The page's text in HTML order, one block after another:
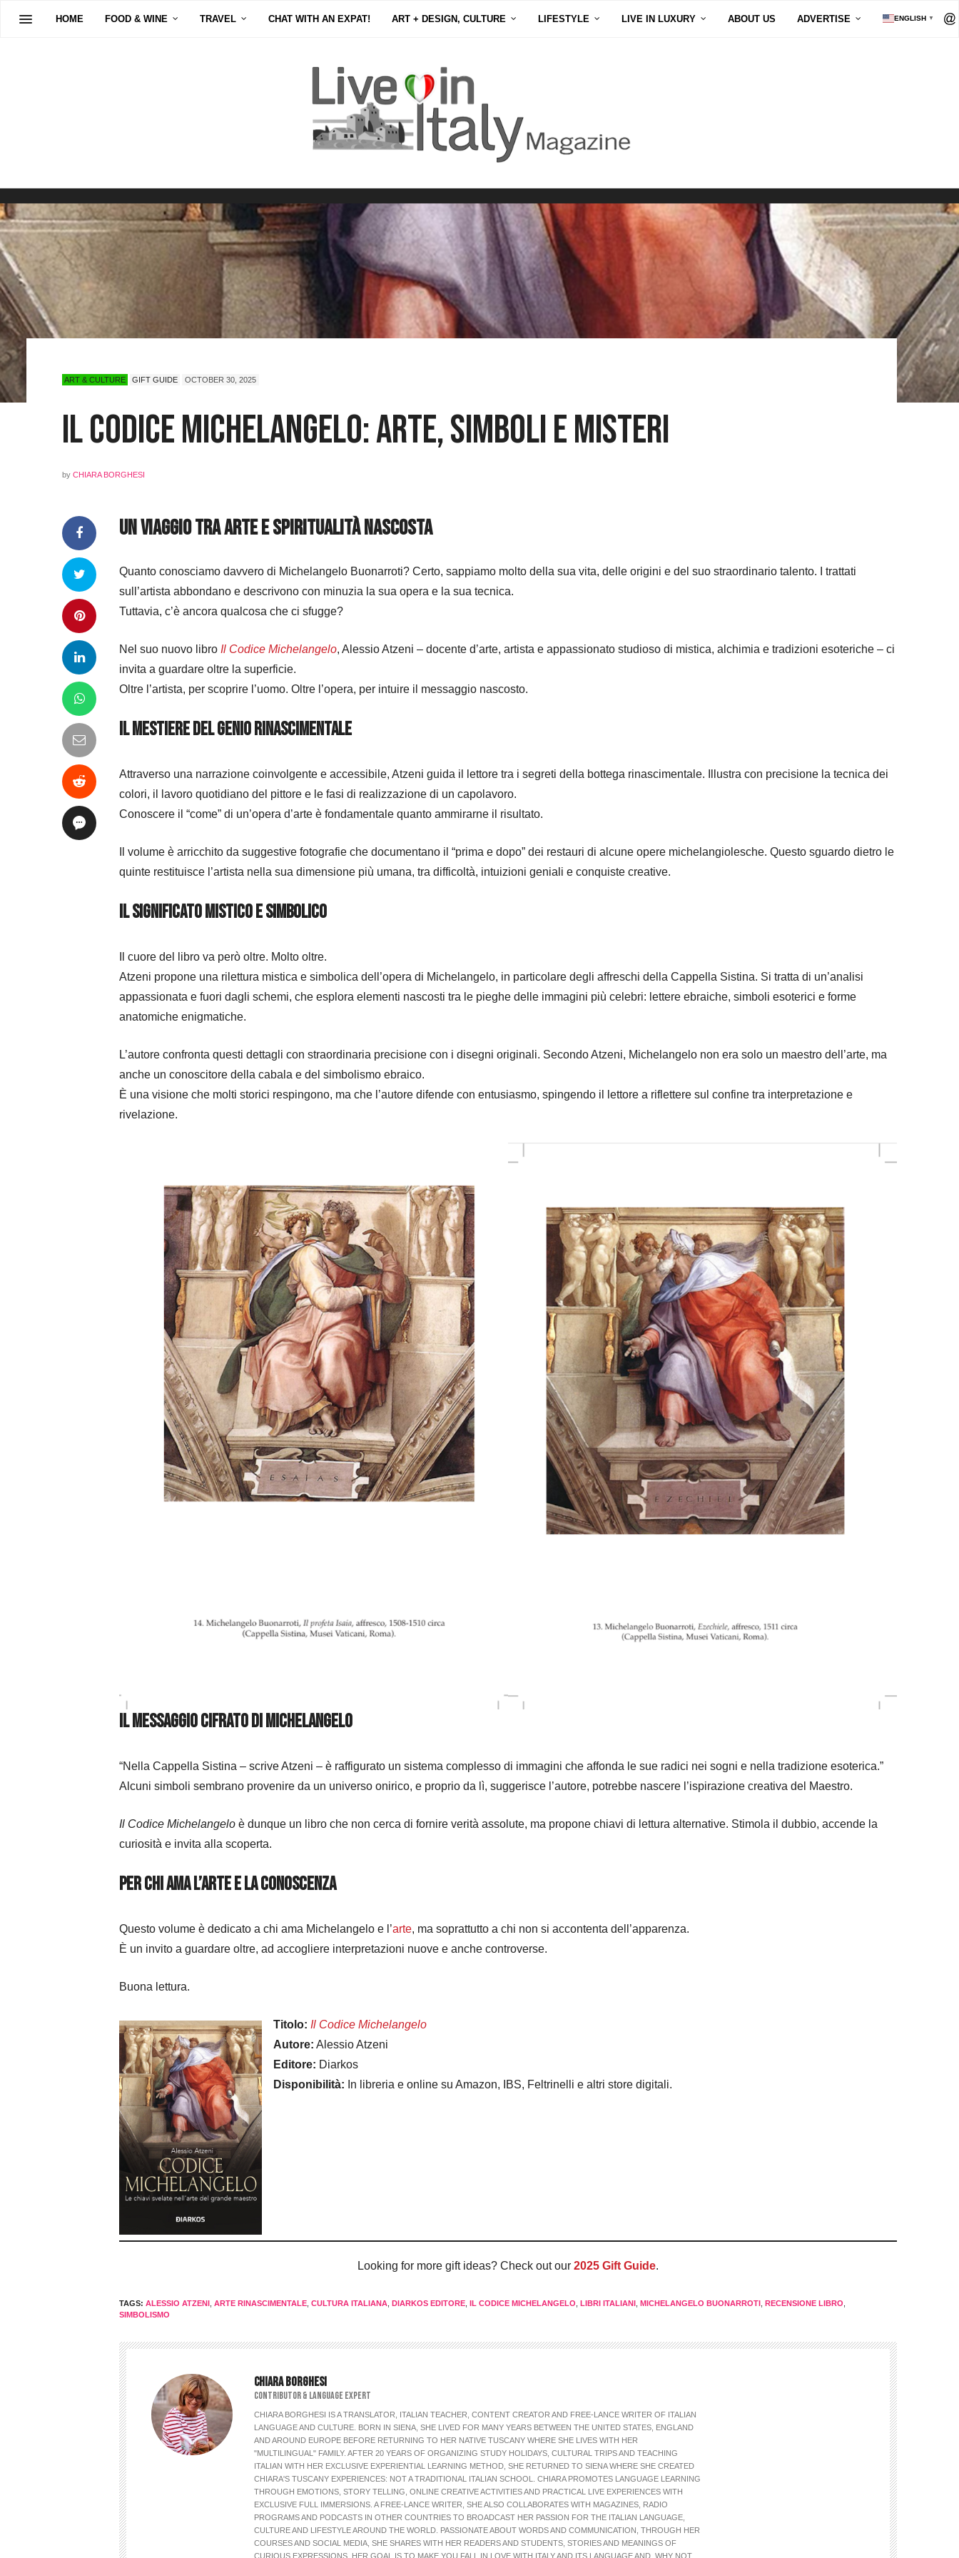
HOME FOOD & WINE TRAVEL CHAT WITH AN EXPAT! ART + DESIGN, CULTURE LIFESTYLE LIVE IN LUXURY ABOUT US ADVERTISE ENGLISH ▼
ART & CULTURE GIFT GUIDE OCTOBER 30, 2025
Il Codice Michelangelo: arte, simboli e misteri
by CHIARA BORGHESI
Un viaggio tra arte e spiritualità nascosta
Quanto conosciamo davvero di Michelangelo Buonarroti? Certo, sappiamo molto della sua vita, delle origini e del suo straordinario talento. I trattati
sull’artista abbondano e descrivono con minuzia la sua opera e la sua tecnica.
Tuttavia, c’è ancora qualcosa che ci sfugge?
Nel suo nuovo libro Il Codice Michelangelo, Alessio Atzeni – docente d’arte, artista e appassionato studioso di mistica, alchimia e tradizioni esoteriche – ci
invita a guardare oltre la superficie.
Oltre l’artista, per scoprire l’uomo. Oltre l’opera, per intuire il messaggio nascosto.
Il mestiere del genio rinascimentale
Attraverso una narrazione coinvolgente e accessibile, Atzeni guida il lettore tra i segreti della bottega rinascimentale. Illustra con precisione la tecnica dei
colori, il lavoro quotidiano del pittore e le fasi di realizzazione di un capolavoro.
Conoscere il “come” di un’opera d’arte è fondamentale quanto ammirarne il risultato.
Il volume è arricchito da suggestive fotografie che documentano il “prima e dopo” dei restauri di alcune opere michelangiolesche. Questo sguardo dietro le
quinte restituisce l’artista nella sua dimensione più umana, tra difficoltà, intuizioni geniali e conquiste creative.
Il significato mistico e simbolico
Il cuore del libro va però oltre. Molto oltre.
Atzeni propone una rilettura mistica e simbolica dell’opera di Michelangelo, in particolare degli affreschi della Cappella Sistina. Si tratta di un’analisi
appassionata e fuori dagli schemi, che esplora elementi nascosti tra le pieghe delle immagini più celebri: lettere ebraiche, simboli esoterici e forme
anatomiche enigmatiche.
L’autore confronta questi dettagli con straordinaria precisione con i disegni originali. Secondo Atzeni, Michelangelo non era solo un maestro dell’arte, ma
anche un conoscitore della cabala e del simbolismo ebraico.
È una visione che molti storici respingono, ma che l’autore difende con entusiasmo, spingendo il lettore a riflettere sul confine tra interpretazione e
rivelazione.
Il messaggio cifrato di Michelangelo
“Nella Cappella Sistina – scrive Atzeni – è raffigurato un sistema complesso di immagini che affonda le sue radici nei sogni e nella tradizione esoterica.”
Alcuni simboli sembrano provenire da un universo onirico, e proprio da lì, suggerisce l’autore, potrebbe nascere l’ispirazione creativa del Maestro.
Il Codice Michelangelo è dunque un libro che non cerca di fornire verità assolute, ma propone chiavi di lettura alternative. Stimola il dubbio, accende la
curiosità e invita alla scoperta.
Per chi ama l’arte e la conoscenza
Questo volume è dedicato a chi ama Michelangelo e l’arte, ma soprattutto a chi non si accontenta dell’apparenza.
È un invito a guardare oltre, ad accogliere interpretazioni nuove e anche controverse.
Buona lettura.
Titolo: Il Codice Michelangelo
Autore: Alessio Atzeni
Editore: Diarkos
Disponibilità: In libreria e online su Amazon, IBS, Feltrinelli e altri store digitali.
Looking for more gift ideas? Check out our 2025 Gift Guide.
TAGS: ALESSIO ATZENI ARTE RINASCIMENTALE CULTURA ITALIANA DIARKOS EDITORE IL CODICE MICHELANGELO LIBRI ITALIANI MICHELANGELO BUONARROTI RECENSIONE LIBRO
SIMBOLISMO
CHIARA BORGHESI
CONTRIBUTOR & LANGUAGE EXPERT
CHIARA BORGHESI IS A TRANSLATOR, ITALIAN TEACHER, CONTENT CREATOR AND FREE-LANCE WRITER OF ITALIAN
LANGUAGE AND CULTURE. BORN IN SIENA, SHE LIVED FOR MANY YEARS BETWEEN THE UNITED STATES, ENGLAND
AND AROUND EUROPE BEFORE RETURNING TO HER NATIVE TUSCANY WHERE SHE LIVES WITH HER
"MULTILINGUAL" FAMILY. AFTER 20 YEARS OF ORGANIZING STUDY HOLIDAYS, CULTURAL TRIPS AND TEACHING
ITALIAN WITH HER EXCLUSIVE EXPERIENTIAL LEARNING METHOD, SHE RETURNED TO SIENA WHERE SHE CREATED
CHIARA'S TUSCANY EXPERIENCES: NOT A TRADITIONAL ITALIAN SCHOOL. CHIARA PROMOTES LANGUAGE LEARNING
THROUGH EMOTIONS, STORY TELLING, ONLINE CREATIVE ACTIVITIES AND PRACTICAL LIVE EXPERIENCES WITH
EXCLUSIVE FULL IMMERSIONS. A FREE-LANCE WRITER, SHE ALSO COLLABORATES WITH MAGAZINES, RADIO
PROGRAMS AND PODCASTS IN OTHER COUNTRIES TO BROADCAST HER PASSION FOR THE ITALIAN LANGUAGE,
CULTURE AND LIFESTYLE AROUND THE WORLD. PASSIONATE ABOUT WORDS AND COMMUNICATION, THROUGH HER
COURSES AND SOCIAL MEDIA, SHE SHARES WITH HER READERS AND STUDENTS, STORIES AND MEANINGS OF
CURIOUS EXPRESSIONS. HER GOAL IS TO MAKE YOU FALL IN LOVE WITH ITALY AND ITS LANGUAGE AND, WHY NOT,